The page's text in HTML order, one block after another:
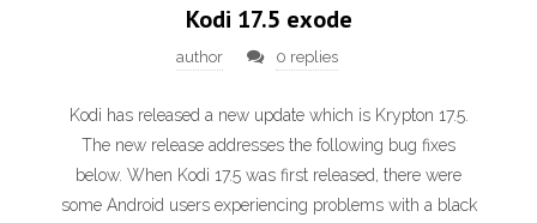
Kodi 17.5 exode
author 0 replies
Kodi has released a new update which is Krypton 17.5.
The new release addresses the following bug fixes
below. When Kodi 17.5 was first released, there were
some Android users experiencing problems with a black